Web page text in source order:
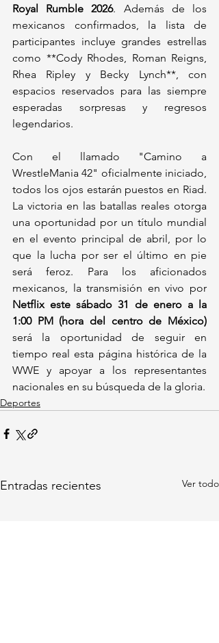
Royal Rumble 2026. Además de los
mexicanos confirmados, la lista de
participantes incluye grandes estrellas
como **Cody Rhodes, Roman Reigns,
Rhea Ripley y Becky Lynch**, con
espacios reservados para las siempre
esperadas sorpresas y regresos
legendarios.
Con el llamado "Camino a
WrestleMania 42" oficialmente iniciado,
todos los ojos estarán puestos en Riad.
La victoria en las batallas reales otorga
una oportunidad por un título mundial
en el evento principal de abril, por lo
que la lucha por ser el último en pie
será feroz. Para los aficionados
Netflix este sábado 31 de enero a la
1:00 PM (hora del centro de México)
será la oportunidad de seguir en
tiempo real esta página histórica de la
WWE y apoyar a los representantes
nacionales en su búsqueda de la gloria.
Deportes
Entradas recientes Ver todo